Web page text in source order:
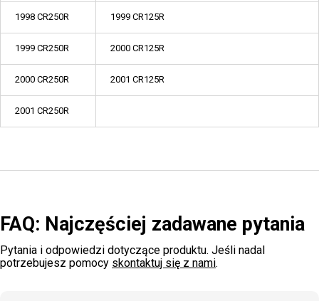
1998 CR250R 1999 CR125R
1999 CR250R 2000 CR125R
2000 CR250R 2001 CR125R
2001 CR250R
FAQ: Najczęściej zadawane pytania
Pytania i odpowiedzi dotyczące produktu. Jeśli nadal
potrzebujesz pomocy skontaktuj się z nami.